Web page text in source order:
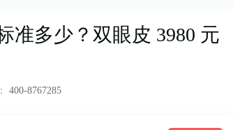
准多少？双眼皮 3980 元
400-8767285